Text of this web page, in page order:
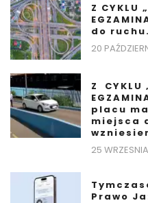
Z CYKLU
do ruchu.
20
Z CYKLU
placu
miejsca
25 WRZESNIA
Prawo